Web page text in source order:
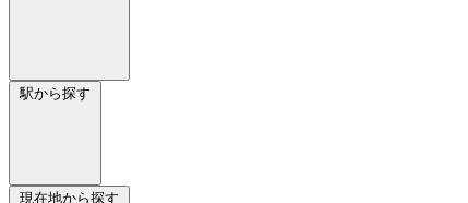
駅から探す
現在地から探す